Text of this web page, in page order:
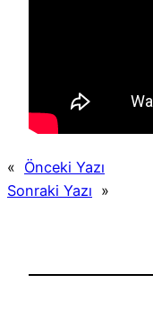
« Önceki Yazı
Sonraki Yazı »